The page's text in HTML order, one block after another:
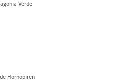
Verde
Hornopirén